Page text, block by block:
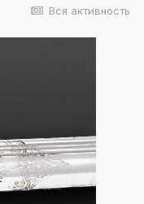
Вся активность